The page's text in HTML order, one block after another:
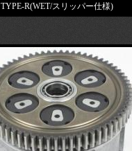
TYPE-R(WET/スリッパー仕様)